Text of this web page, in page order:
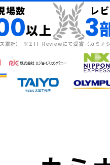
場数
以上
レ
3
累計） ※2 IT Reviewにて受賞（カミナ